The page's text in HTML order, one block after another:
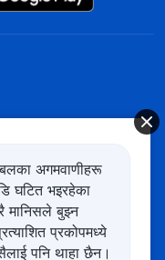
अगमवाणीहरू
घटित भइरहेका
मानिसले बुझ्न
प्रकोपमध्ये
पनि थाहा छैन।